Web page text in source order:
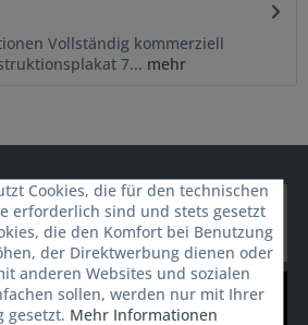
Vollständig kommerziell
7... mehr
Cookies, die für den technischen
erforderlich sind und stets gesetzt
die den Komfort bei Benutzung
der Direktwerbung dienen oder
anderen Websites und sozialen
sollen, werden nur mit Ihrer
gesetzt. Mehr Informationen